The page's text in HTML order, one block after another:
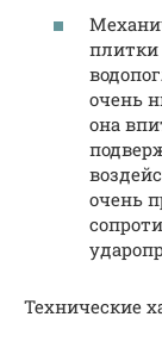
плитки
очень
она
очень
Технические